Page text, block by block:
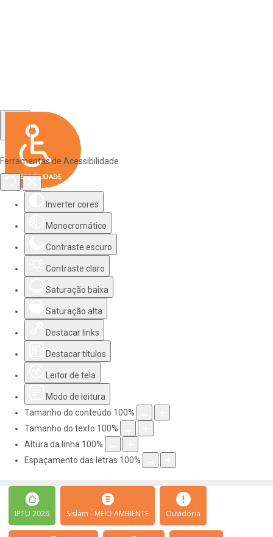
Ferramentas de Acessibilidade
Inverter cores
Monocromático
Contraste escuro
Contraste claro
Saturação baixa
Saturação alta
Destacar links
Destacar títulos
Leitor de tela
Modo de leitura
Tamanho do conteúdo 100%
Tamanho do texto 100%
Altura da linha 100%
Espaçamento das letras 100%
IPTU 2026 Sislam - MEIO AMBIENTE Ouvidoria